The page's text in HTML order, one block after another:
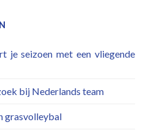
je seizoen met een vliegende
bij Nederlands team
grasvolleybal